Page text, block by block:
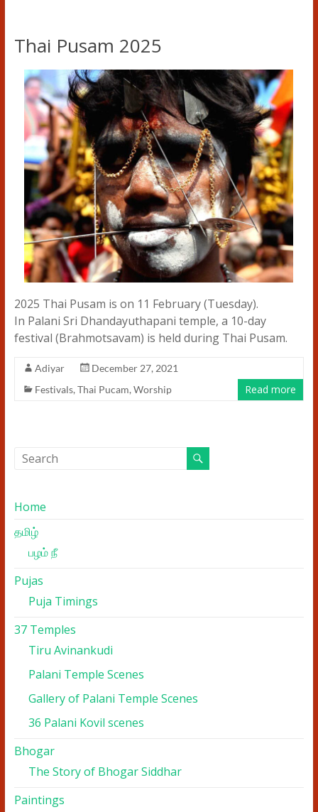
Thai Pusam 2025
2025 Thai Pusam is on 11 February (Tuesday).
In Palani Sri Dhandayuthapani temple, a 10-day
festival (Brahmotsavam) is held during Thai Pusam.
Adiyar
December 27, 2021
Festivals, Thai Pucam, Worship Read more
Home
தமிழ்
பழம் நீ
Pujas
Puja Timings
37 Temples
Tiru Avinankudi
Palani Temple Scenes
Gallery of Palani Temple Scenes
36 Palani Kovil scenes
Bhogar
The Story of Bhogar Siddhar
Paintings